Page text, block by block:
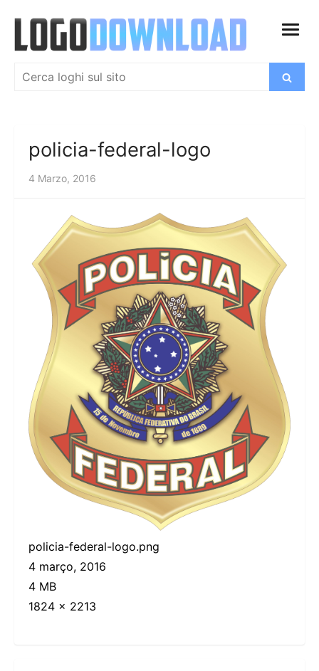
contenuto
apri
Cerca:
Cerca
policia-federal-logo
4 Marzo, 2016
policia-federal-logo.png
4 março, 2016
4 MB
1824 × 2213